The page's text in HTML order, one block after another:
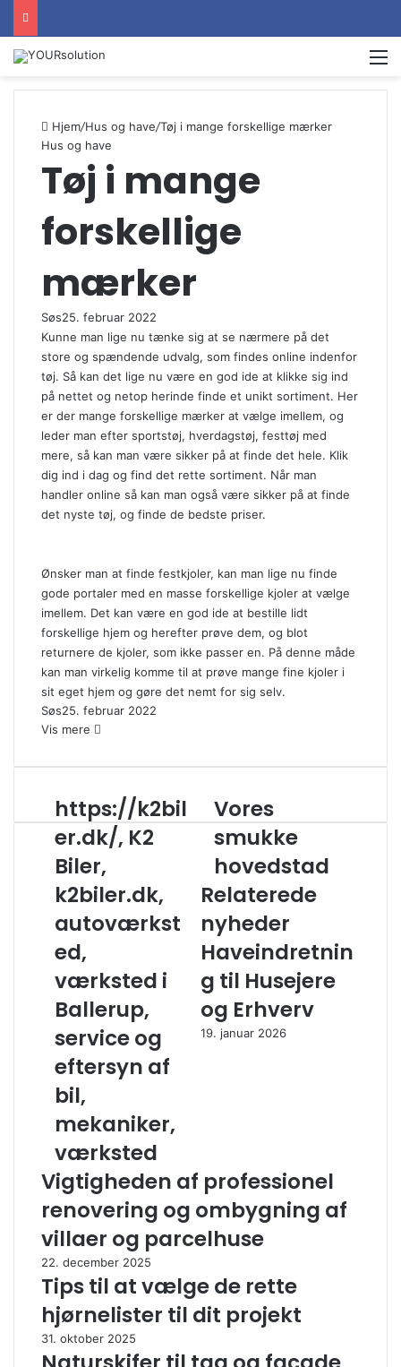
Hjem/Hus og have/Tøj i mange forskellige mærker
Hus og have
Tøj i mange
forskellige
mærker
Søs25. februar 2022
Kunne man lige nu tænke sig at se nærmere på det
store og spændende udvalg, som findes online indenfor
tøj. Så kan det lige nu være en god ide at klikke sig ind
på nettet og netop herinde finde et unikt sortiment. Her
er der mange forskellige mærker at vælge imellem, og
leder man efter sportstøj, hverdagstøj, festtøj med
mere, så kan man være sikker på at finde det hele. Klik
dig ind i dag og find det rette sortiment. Når man
handler online så kan man også være sikker på at finde
det nyste tøj, og finde de bedste priser.
Ønsker man at finde festkjoler, kan man lige nu finde
gode portaler med en masse forskellige kjoler at vælge
imellem. Det kan være en god ide at bestille lidt
forskellige hjem og herefter prøve dem, og blot
returnere de kjoler, som ikke passer en. På denne måde
kan man virkelig komme til at prøve mange fine kjoler i
sit eget hjem og gøre det nemt for sig selv.
Søs25. februar 2022
Vis mere
h
t
t
p
/
/
k
b
e
r
.
d
k
,
K
B
i
r
,
k
https://k2bil
er.dk/, K2
Biler,
k2biler.dk,
autoværkst
ed,
værksted i
Ballerup,
service og
eftersyn af
bil,
mekaniker,
værksted
V
o
r
e
s
m
u
k
h
Vores
smukke
hovedstad
Relaterede
nyheder
Haveindretnin
g til Husejere
og Erhverv
19. januar 2026
Vigtigheden af professionel
renovering og ombygning af
villaer og parcelhuse
22. december 2025
Tips til at vælge de rette
hjørnelister til dit projekt
31. oktober 2025